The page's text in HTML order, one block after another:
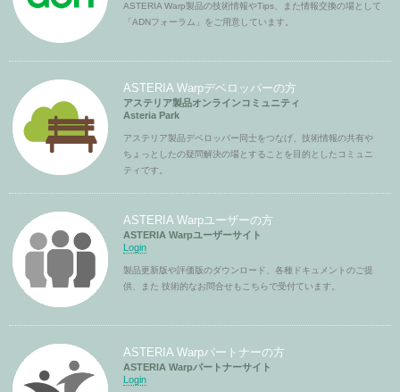
ASTERIA Warp製品の技術情報やTips、また情報交換の場として
「ADNフォーラム」をご用意しています。
ASTERIA Warpデベロッパーの方
アステリア製品オンラインコミュニティ
Asteria Park
アステリア製品デベロッパー同士をつなげ、技術情報の共有や
ちょっとしたの疑問解決の場とすることを目的としたコミュニ
ティです。
ASTERIA Warpユーザーの方
ASTERIA Warpユーザーサイト
Login
製品更新版や評価版のダウンロード、各種ドキュメントのご提
供、また 技術的なお問合せもこちらで受付ています。
ASTERIA Warpパートナーの方
ASTERIA Warpパートナーサイト
Login